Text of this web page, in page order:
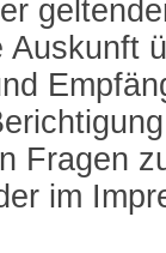
Fragen
im